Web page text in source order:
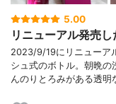
5.00
リニューアル発売し
2023/9/19にリニューア
シュ式のボトル。朝晩の
んのりとろみがある透明